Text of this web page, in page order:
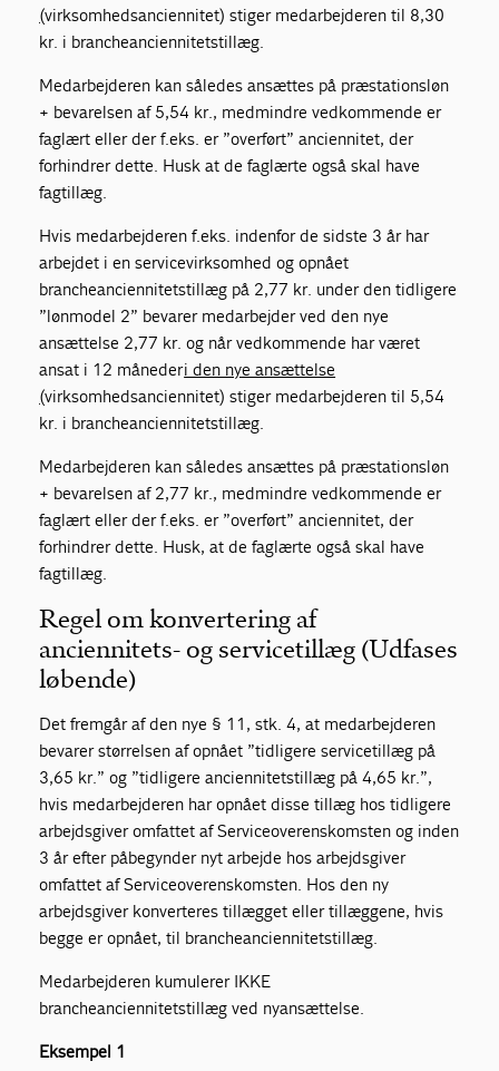
(virksomhedsanciennitet) stiger medarbejderen til 8,30
kr. i brancheanciennitetstillæg.
Medarbejderen kan således ansættes på præstationsløn
+ bevarelsen af 5,54 kr., medmindre vedkommende er
faglært eller der f.eks. er ”overført” anciennitet, der
forhindrer dette. Husk at de faglærte også skal have
fagtillæg.
Hvis medarbejderen f.eks. indenfor de sidste 3 år har
arbejdet i en servicevirksomhed og opnået
brancheanciennitetstillæg på 2,77 kr. under den tidligere
”lønmodel 2” bevarer medarbejder ved den nye
ansættelse 2,77 kr. og når vedkommende har været
ansat i 12 månederi den nye ansættelse
(virksomhedsanciennitet) stiger medarbejderen til 5,54
kr. i brancheanciennitetstillæg.
Medarbejderen kan således ansættes på præstationsløn
+ bevarelsen af 2,77 kr., medmindre vedkommende er
faglært eller der f.eks. er ”overført” anciennitet, der
forhindrer dette. Husk, at de faglærte også skal have
fagtillæg.
Regel om konvertering af
anciennitets- og servicetillæg (Udfases
løbende)
Det fremgår af den nye § 11, stk. 4, at medarbejderen
bevarer størrelsen af opnået ”tidligere servicetillæg på
3,65 kr.” og ”tidligere anciennitetstillæg på 4,65 kr.”,
hvis medarbejderen har opnået disse tillæg hos tidligere
arbejdsgiver omfattet af Serviceoverenskomsten og inden
3 år efter påbegynder nyt arbejde hos arbejdsgiver
omfattet af Serviceoverenskomsten. Hos den ny
arbejdsgiver konverteres tillægget eller tillæggene, hvis
begge er opnået, til brancheanciennitetstillæg.
Medarbejderen kumulerer IKKE
brancheanciennitetstillæg ved nyansættelse.
Eksempel 1